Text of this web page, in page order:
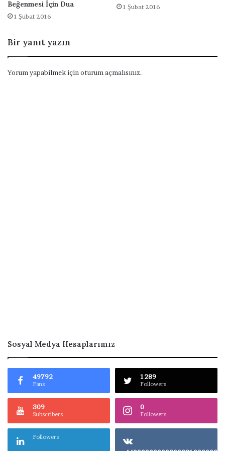
Beğenmesi İçin Dua
1 Şubat 2016
1 Şubat 2016
Bir yanıt yazın
Yorum yapabilmek için oturum açmalısınız.
Sosyal Medya Hesaplarımız
49792
Fans
1289
Followers
309
Subscribers
0
Followers
Followers